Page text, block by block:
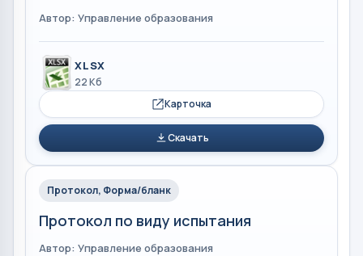
Автор: Управление образования
XLSX
22 Кб
Карточка
Скачать
Протокол, Форма/бланк
Протокол по виду испытания
Автор: Управление образования